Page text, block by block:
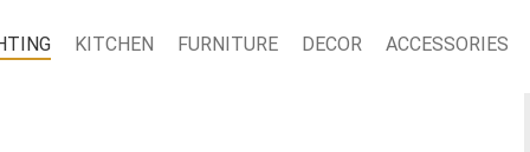
ACCESSORIES
DECOR
FURNITURE
KITCHEN